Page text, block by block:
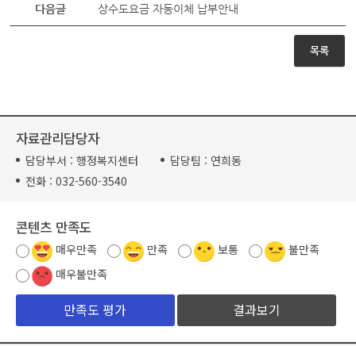
다음글 상수도요금 자동이체 납부안내
목록
자료관리담당자
담당부서 : 행정복지센터 담당팀 : 연희동
전화 : 032-560-3540
콘텐츠 만족도
매우만족 만족 보통
불만족
매우불만족
결과보기